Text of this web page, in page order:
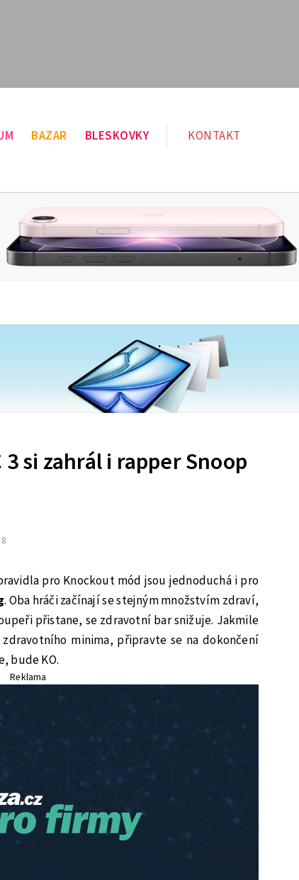
BAZAR BLESKOVKY KONTAKT
si zahrál i rapper Snoop
pro Knockout mód jsou jednoduchá i pro
. Oba hráči začínají se stejným množstvím zdraví,
přistane, se zdravotní bar snižuje. Jakmile
minima, připravte se na dokončení
bude KO.
Reklama